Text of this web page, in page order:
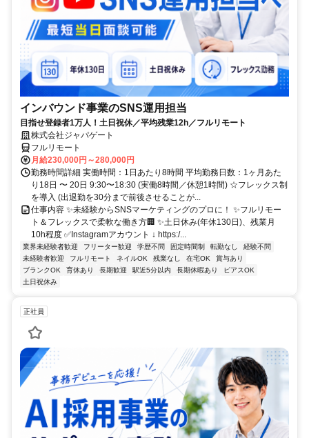
インバウンド事業のSNS運用担当
目指せ登録者1万人！土日祝休／平均残業12h／フルリモート
株式会社ジャパゲート
フルリモート
月給230,000円～280,000円
勤務時間詳細 実働時間：1日あたり8時間 平均勤務日数：1ヶ月あた
り18日 〜 20日 9:30〜18:30 (実働8時間／休憩1時間) ☆フレックス制
を導入 (出退勤を30分まで前後させることが...
仕事内容 ✨未経験からSNSマーケティングのプロに！ ✨フルリモー
ト＆フレックスで柔軟な働き方🏢 ✨土日休み(年休130日)、残業月
10h程度 ✅Instagramアカウント ↓ https:/...
業界未経験者歓迎 フリーター歓迎 学歴不問 固定時間制 転勤なし
経験不問
未経験者歓迎
フルリモート ネイルOK 残業なし 在宅OK
賞与あり
ブランクOK
育休あり 長期歓迎 駅近5分以内 長期休暇あり
ピアスOK
土日祝休み
正社員